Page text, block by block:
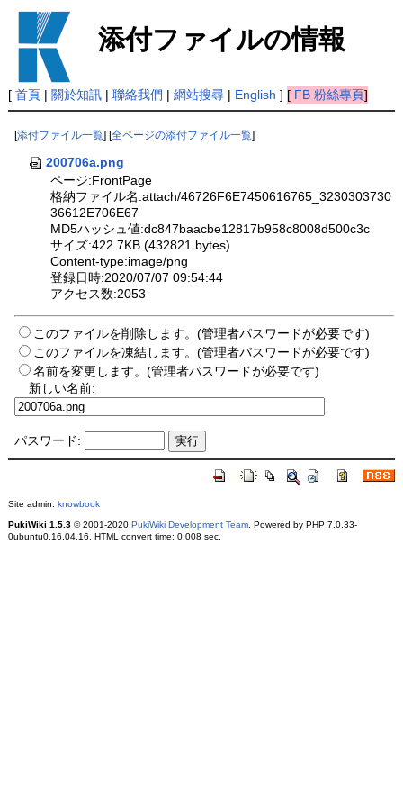
添付ファイルの情報
[ 首頁| 關於知訊| 聯絡我們 | 網站搜尋| English ] [FB 粉絲專頁]
[添付ファイル一覧] [全ページの添付ファイル一覧]
200706a.png
ページ:FrontPage
格納ファイル名:attach/46726F6E7450616765_3230303730
36612E706E67
MD5ハッシュ値:dc847baacbe12817b958c8008d500c3c
サイズ:422.7KB (432821 bytes)
Content-type:image/png
登録日時:2020/07/07 09:54:44
アクセス数:2053
このファイルを削除します。(管理者パスワードが必要です)
このファイルを凍結します。(管理者パスワードが必要です)
名前を変更します。(管理者パスワードが必要です)
新しい名前:
パスワード:
Site admin: knowbook
PukiWiki 1.5.3© 2001-2020 PukiWiki Development Team. Powered by PHP 7.0.33-
0ubuntu0.16.04.16. HTML convert time: 0.008 sec.